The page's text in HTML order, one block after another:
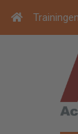
Trainingen